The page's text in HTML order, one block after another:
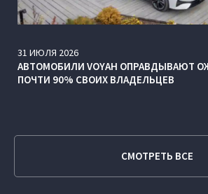
31 ИЮЛЯ 2026
АВТОМОБИЛИ VOYAH ОПРАВДЫВАЮТ
ПОЧТИ 90% СВОИХ ВЛАДЕЛЬЦЕВ
СМОТРЕТЬ ВСЕ